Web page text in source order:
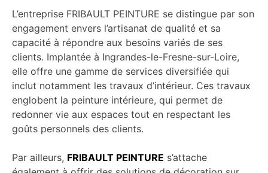
L’entreprise FRIBAULT PEINTURE se distingue par son
engagement envers l’artisanat de qualité et sa
capacité à répondre aux besoins variés de ses
clients. Implantée à Ingrandes-le-Fresne-sur-Loire,
elle offre une gamme de services diversifiée qui
inclut notamment les travaux d’intérieur. Ces travaux
englobent la peinture intérieure, qui permet de
redonner vie aux espaces tout en respectant les
goûts personnels des clients.
Par ailleurs, FRIBAULT PEINTURE s’attache